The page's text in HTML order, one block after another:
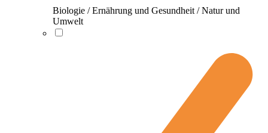
Biologie / Ernährung und Gesundheit / Natur und
Umwelt